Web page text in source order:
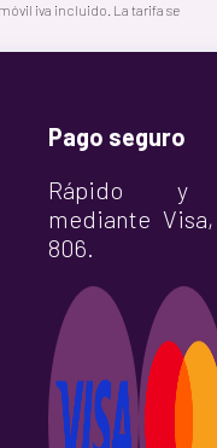
iva incluido. La tarifa se
Pago seguro
Rápido y
mediante
806.